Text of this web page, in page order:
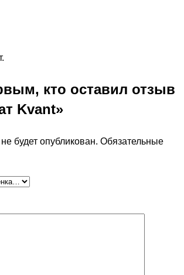
кто оставил отзыв
Kvant»
будет опубликован. Обязательные